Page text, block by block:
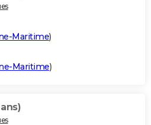
Maritime)
Maritime)